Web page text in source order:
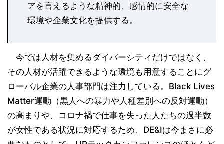
アを言えるような精神的、感情的に安全な
環境や企業文化を提供する。
今では人材を集めるダイバーシティだけではなく、
その人材が活躍できるような環境も用意することにグ
ローバル企業の人事部門は注力している。Black Lives
Matter運動（黒人への暴力や人種差別への反対運動）
の高まりや、コロナ禍で仕事を失った人たちの過半数
が女性である状況に対応するため、DE&Iは今まさに必